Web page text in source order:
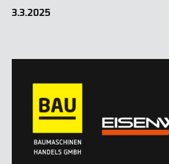
3.3.2025